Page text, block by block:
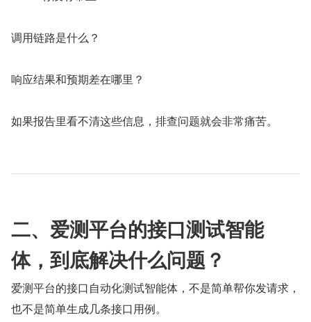
调用链路是什么？
响应结果和预期差在哪里？
如果报告里看不清这些信息，排查问题就会非常痛苦。
二、爱测平台的接口测试智能
体，到底解决什么问题？
爱测平台的接口自动化测试智能体，不是简单帮你发请求，
也不是简单生成几条接口用例。